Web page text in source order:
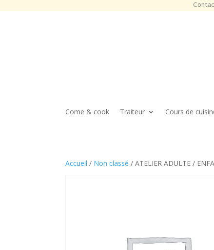
Come & cook Traiteur Cours de
Accueil / Non classé / ATELIER ADULTE /